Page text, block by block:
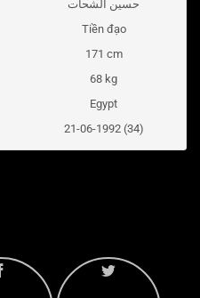
حسين الشحات
Tiền đạo
171 cm
68 kg
Egypt
21-06-1992 (34)